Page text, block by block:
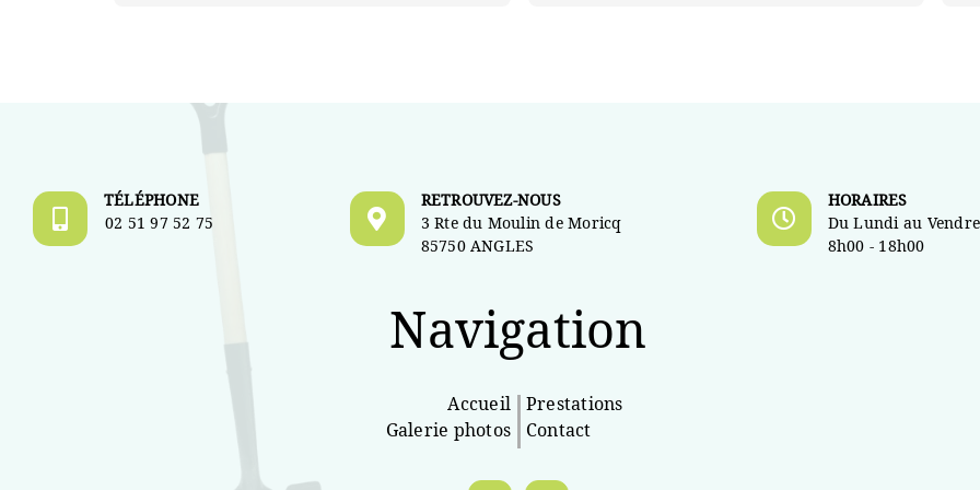
TÉLÉPHONE
02 51 97 52 75
RETROUVEZ-NOUS
3 Rte du Moulin de Moricq
85750 ANGLES
HORAIRES
Du Lundi au
8h00 - 18h00
Navigation
Accueil Prestations
Galerie photos Contact